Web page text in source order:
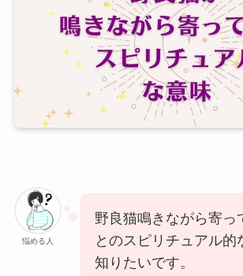
悩める人
野良猫鳴きながら寄っ
とのスピリチュアル的
知りたいです。